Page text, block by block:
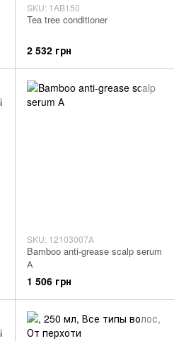
SKU: 1AB150
Tea tree conditioner
2 532 грн
SKU: 12103007А
Bamboo anti-grease scalp serum
А
1 506 грн